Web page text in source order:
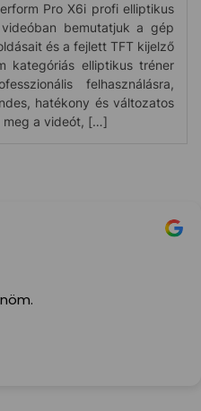
Pro X6i profi elliptikus
bemutatjuk a gép
és a fejlett TFT kijelző
kategóriás elliptikus tréner
felhasználásra,
hatékony és változatos
meg a videót, […]